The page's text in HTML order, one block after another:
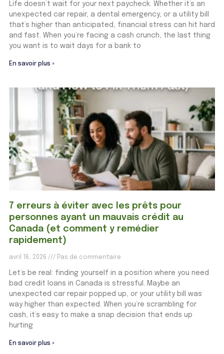
Life doesn’t wait for your next paycheck. Whether it’s an
unexpected car repair, a dental emergency, or a utility bill
that’s higher than anticipated, financial stress can hit hard
and fast. When you’re facing a cash crunch, the last thing
you want is to wait days for a bank to
En savoir plus »
7 erreurs à éviter avec les prêts pour
personnes ayant un mauvais crédit au
Canada (et comment y remédier
rapidement)
avril 16, 2026 Pas de commentaire
Let’s be real: finding yourself in a position where you need
bad credit loans in Canada is stressful. Maybe an
unexpected car repair popped up, or your utility bill was
way higher than expected. When you’re scrambling for
cash, it’s easy to make a snap decision that ends up
hurting
En savoir plus »